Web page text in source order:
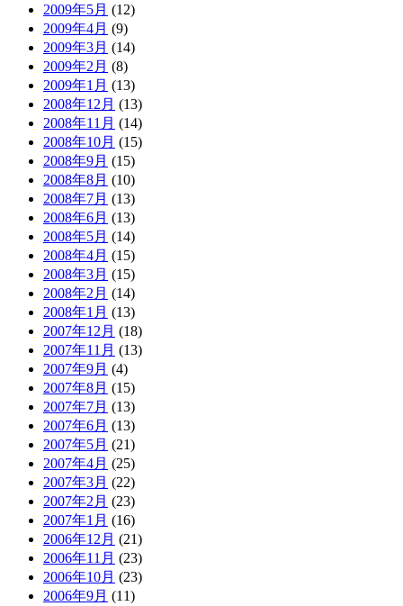
2009年5月 (12)
2009年4月 (9)
2009年3月 (14)
2009年2月 (8)
2009年1月 (13)
2008年12月 (13)
2008年11月 (14)
2008年10月 (15)
2008年9月 (15)
2008年8月 (10)
2008年7月 (13)
2008年6月 (13)
2008年5月 (14)
2008年4月 (15)
2008年3月 (15)
2008年2月 (14)
2008年1月 (13)
2007年12月 (18)
2007年11月 (13)
2007年9月 (4)
2007年8月 (15)
2007年7月 (13)
2007年6月 (13)
2007年5月 (21)
2007年4月 (25)
2007年3月 (22)
2007年2月 (23)
2007年1月 (16)
2006年12月 (21)
2006年11月 (23)
2006年10月 (23)
2006年9月 (11)